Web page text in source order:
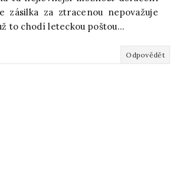
zásilka za ztracenou nepovažuje
to chodí leteckou poštou...
Odpovědět